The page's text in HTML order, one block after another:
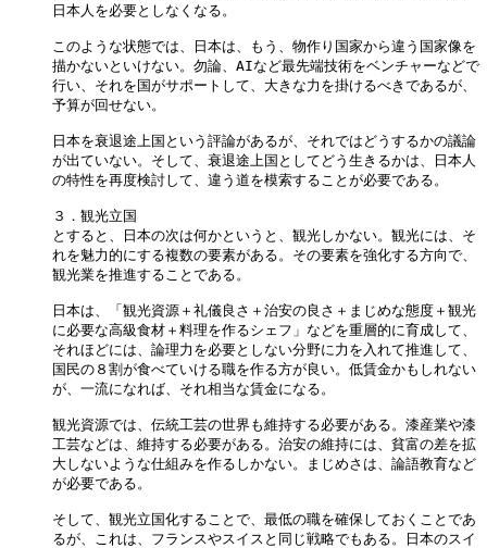
日本人を必要としなくなる。
このような状態では、日本は、もう、物作り国家から違う国家像を
描かないといけない。勿論、AIなど最先端技術をベンチャーなどで
行い、それを国がサポートして、大きな力を掛けるべきであるが、
予算が回せない。
日本を衰退途上国という評論があるが、それではどうするかの議論
が出ていない。そして、衰退途上国としてどう生きるかは、日本人
の特性を再度検討して、違う道を模索することが必要である。
３．観光立国
とすると、日本の次は何かというと、観光しかない。観光には、そ
れを魅力的にする複数の要素がある。その要素を強化する方向で、
観光業を推進することである。
日本は、「観光資源＋礼儀良さ＋治安の良さ＋まじめな態度＋観光
に必要な高級食材＋料理を作るシェフ」などを重層的に育成して、
それほどには、論理力を必要としない分野に力を入れて推進して、
国民の８割が食べていける職を作る方が良い。低賃金かもしれない
が、一流になれば、それ相当な賃金になる。
観光資源では、伝統工芸の世界も維持する必要がある。漆産業や漆
工芸などは、維持する必要がある。治安の維持には、貧富の差を拡
大しないような仕組みを作るしかない。まじめさは、論語教育など
が必要である。
そして、観光立国化することで、最低の職を確保しておくことであ
るが、これは、フランスやスイスと同じ戦略でもある。日本のスイ